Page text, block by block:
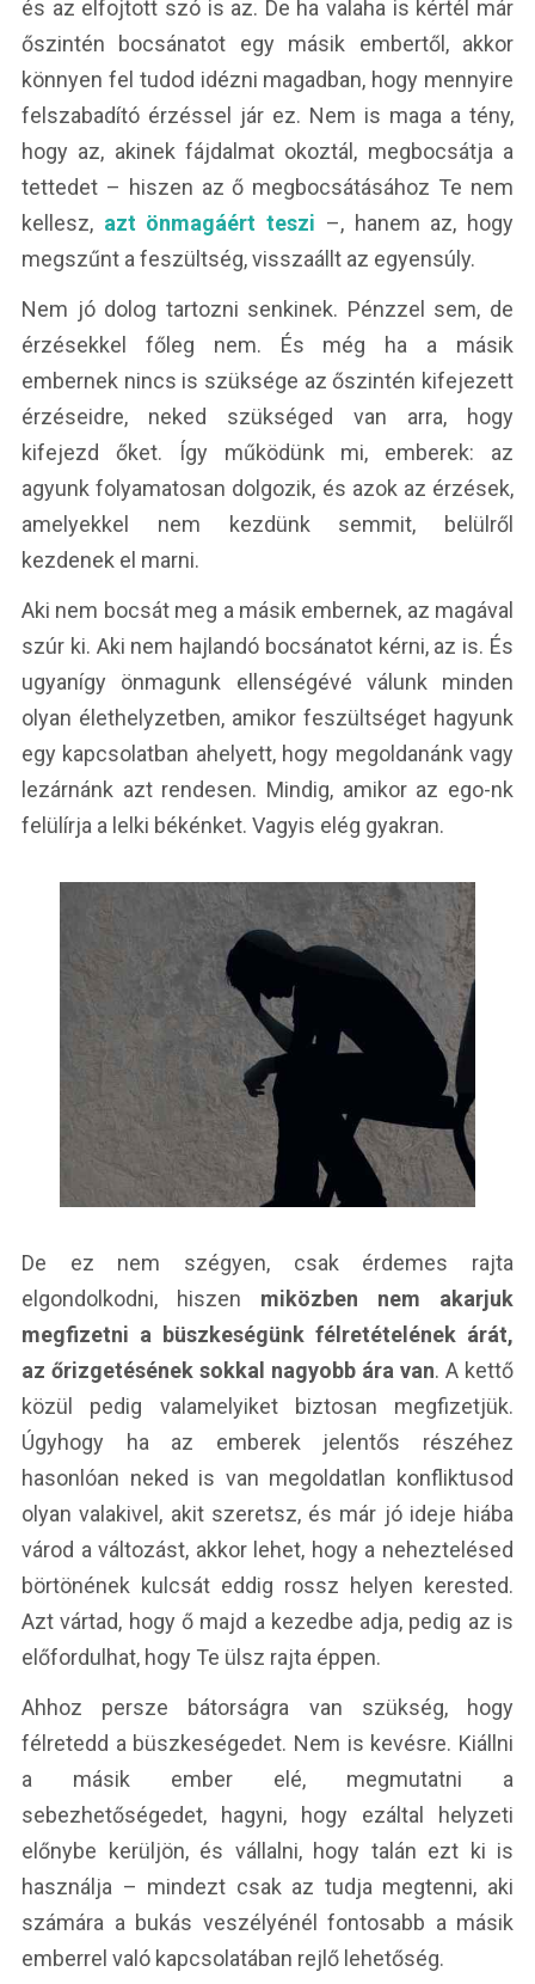
és az elfojtott szó is az. De ha valaha is kértél már
őszintén bocsánatot egy másik embertől, akkor
könnyen fel tudod idézni magadban, hogy mennyire
felszabadító érzéssel jár ez. Nem is maga a tény,
hogy az, akinek fájdalmat okoztál, megbocsátja a
tettedet – hiszen az ő megbocsátásához Te nem
kellesz, azt önmagáért teszi –, hanem az, hogy
megszűnt a feszültség, visszaállt az egyensúly.
Nem jó dolog tartozni senkinek. Pénzzel sem, de
érzésekkel főleg nem. És még ha a másik
embernek nincs is szüksége az őszintén kifejezett
érzéseidre, neked szükséged van arra, hogy
kifejezd őket. Így működünk mi, emberek: az
agyunk folyamatosan dolgozik, és azok az érzések,
amelyekkel nem kezdünk semmit, belülről
kezdenek el marni.
Aki nem bocsát meg a másik embernek, az magával
szúr ki. Aki nem hajlandó bocsánatot kérni, az is. És
ugyanígy önmagunk ellenségévé válunk minden
olyan élethelyzetben, amikor feszültséget hagyunk
egy kapcsolatban ahelyett, hogy megoldanánk vagy
lezárnánk azt rendesen. Mindig, amikor az ego-nk
felülírja a lelki békénket. Vagyis elég gyakran.
De ez nem szégyen, csak érdemes rajta
elgondolkodni, hiszen miközben nem akarjuk
megfizetni a büszkeségünk félretételének árát,
az őrizgetésének sokkal nagyobb ára van. A kettő
közül pedig valamelyiket biztosan megfizetjük.
Úgyhogy ha az emberek jelentős részéhez
hasonlóan neked is van megoldatlan konfliktusod
olyan valakivel, akit szeretsz, és már jó ideje hiába
várod a változást, akkor lehet, hogy a neheztelésed
börtönének kulcsát eddig rossz helyen kerested.
Azt vártad, hogy ő majd a kezedbe adja, pedig az is
előfordulhat, hogy Te ülsz rajta éppen.
Ahhoz persze bátorságra van szükség, hogy
félretedd a büszkeségedet. Nem is kevésre. Kiállni
a másik ember elé, megmutatni a
sebezhetőségedet, hagyni, hogy ezáltal helyzeti
előnybe kerüljön, és vállalni, hogy talán ezt ki is
használja – mindezt csak az tudja megtenni, aki
számára a bukás veszélyénél fontosabb a másik
emberrel való kapcsolatában rejlő lehetőség.